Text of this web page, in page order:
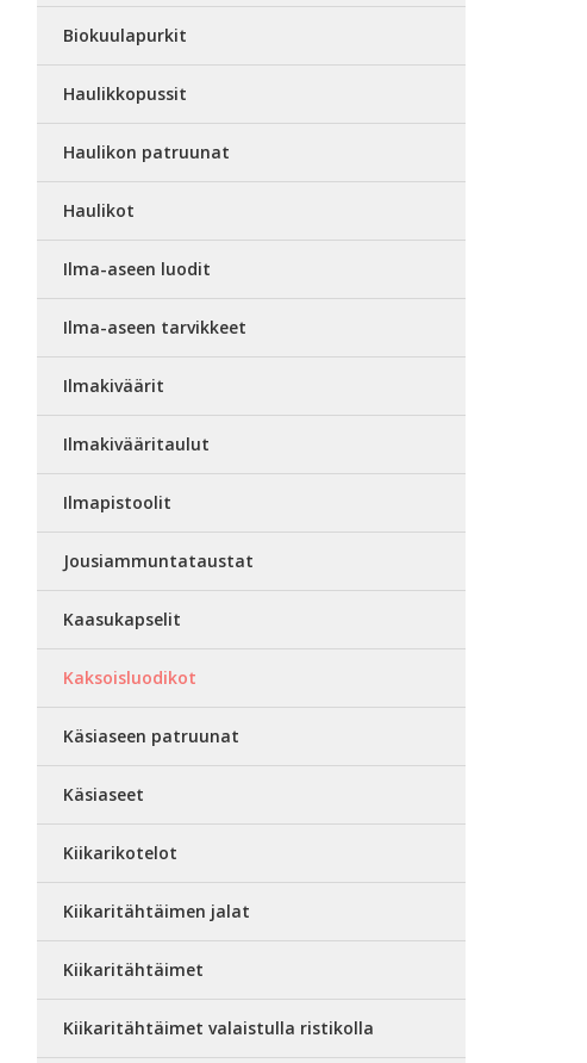
Biokuulapurkit
Haulikkopussit
Haulikon patruunat
Haulikot
Ilma-aseen luodit
Ilma-aseen tarvikkeet
Ilmakiväärit
Ilmakivääritaulut
Ilmapistoolit
Jousiammuntataustat
Kaasukapselit
Kaksoisluodikot
Käsiaseen patruunat
Käsiaseet
Kiikarikotelot
Kiikaritähtäimen jalat
Kiikaritähtäimet
Kiikaritähtäimet valaistulla ristikolla